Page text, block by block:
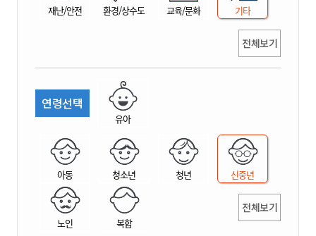
재난/안전 환경/상수도 교육/문화 기타
전체보기
연령선택
유아
아동 청소년 청년 신중년
노인 복합
전체보기